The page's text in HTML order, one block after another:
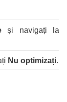
și navigați la
Nu optimizați.